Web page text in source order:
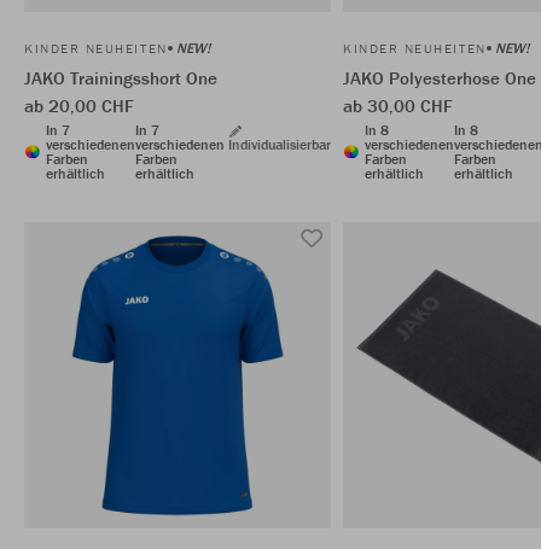
KINDER NEUHEITEN NEW!
JAKO Trainingsshort One
ab 20,00 CHF
In 7
verschiedenen
Farben
erhältlich
In 7
verschiedenen
Farben
erhältlich
Individualisierbar
KINDER NEUHEITEN NEW!
JAKO Polyesterhose One
ab 30,00 CHF
In 8
verschiedenen
Farben
erhältlich
In 8
Farben
erhältlich